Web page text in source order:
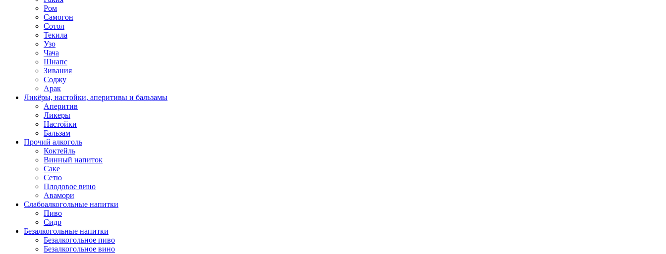
Ром
Самогон
Сотол
Текила
Узо
Чача
Шнапс
Зивания
Соджу
Арак
Ликёры, настойки, аперитивы и бальзамы
Аперитив
Ликеры
Настойки
Бальзам
Прочий алкоголь
Коктейль
Винный напиток
Саке
Сетю
Плодовое вино
Авамори
Слабоалкогольные напитки
Пиво
Сидр
Безалкогольные напитки
Безалкогольное пиво
Безалкогольное вино